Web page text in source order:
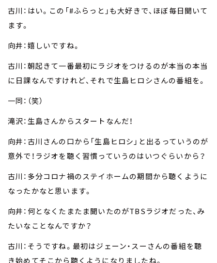
古川：はい。この「#ふらっと」も大好きで、ほぼ毎日聞いて
ます。
向井：嬉しいですね。
古川：朝起きて一番最初にラジオをつけるのが本当の本当
に日課なんですけれど、それで生島ヒロシさんの番組を。
一同：（笑）
滝沢：生島さんからスタートなんだ！
向井：古川さんの口から「生島ヒロシ」と出るっていうのが
意外で！ラジオを聴く習慣っていうのはいつぐらいから？
古川：多分コロナ禍のステイホームの期間から聴くように
なったかなと思います。
向井：何となくたまたま聞いたのがTBSラジオだった、み
たいなことなんですか？
古川：そうですね。最初はジェーン・スーさんの番組を聴
き始めてそこから聴くようになりましたね。